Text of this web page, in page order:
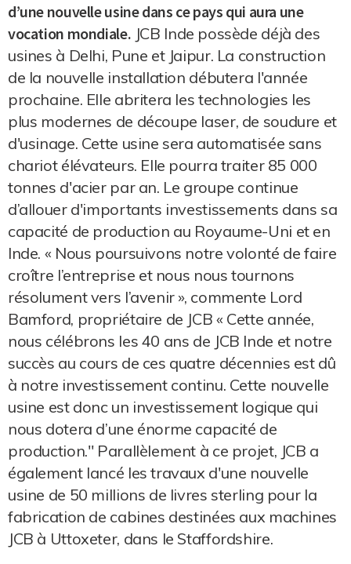
d’une nouvelle usine dans ce pays qui aura une
vocation mondiale. JCB Inde possède déjà des
usines à Delhi, Pune et Jaipur. La construction
de la nouvelle installation débutera l'année
prochaine. Elle abritera les technologies les
plus modernes de découpe laser, de soudure et
d'usinage. Cette usine sera automatisée sans
chariot élévateurs. Elle pourra traiter 85 000
tonnes d'acier par an. Le groupe continue
d’allouer d'importants investissements dans sa
capacité de production au Royaume-Uni et en
Inde. « Nous poursuivons notre volonté de faire
croître l’entreprise et nous nous tournons
résolument vers l’avenir », commente Lord
Bamford, propriétaire de JCB « Cette année,
nous célébrons les 40 ans de JCB Inde et notre
succès au cours de ces quatre décennies est dû
à notre investissement continu. Cette nouvelle
usine est donc un investissement logique qui
nous dotera d’une énorme capacité de
production." Parallèlement à ce projet, JCB a
également lancé les travaux d'une nouvelle
usine de 50 millions de livres sterling pour la
fabrication de cabines destinées aux machines
JCB à Uttoxeter, dans le Staffordshire.